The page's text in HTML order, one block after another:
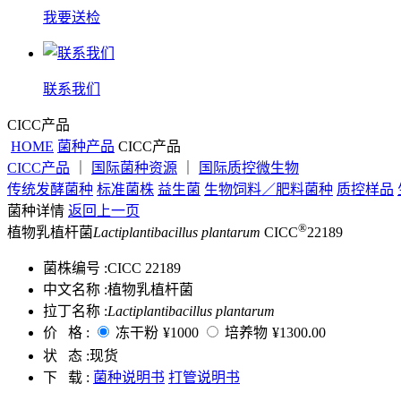
我要送检
联系我们
CICC产品
HOME 菌种产品 CICC产品
CICC产品
国际菌种资源
国际质控微生物
传统发酵菌种 标准菌株 益生菌 生物饲料／肥料菌种 质控样品
菌种详情 返回上一页
植物乳植杆菌Lactiplantibacillus plantarum CICC®22189
菌株编号 :CICC 22189
中文名称 :植物乳植杆菌
拉丁名称 :Lactiplantibacillus plantarum
价 格 :
冻干粉 ¥1000 培养物 ¥1300.00
状 态 :现货
下 载 : 菌种说明书 打管说明书